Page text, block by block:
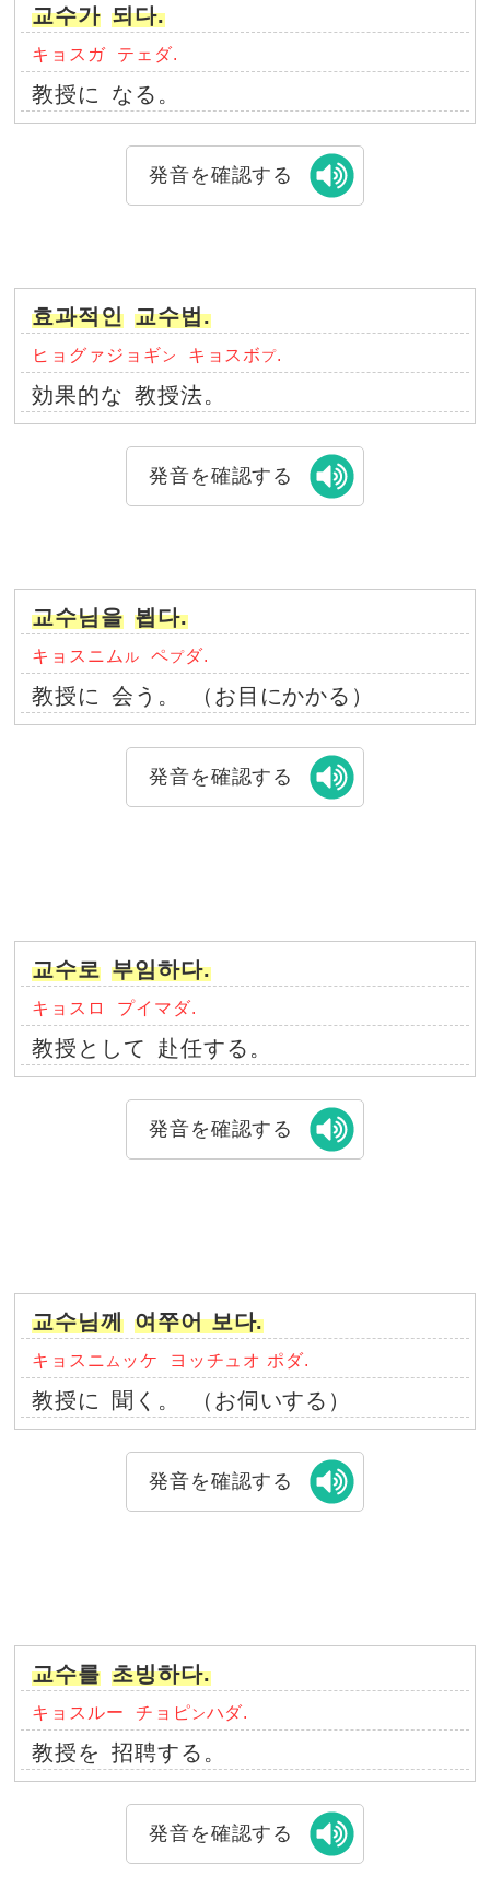
교수가 되다.
キョスガ テェダ.
教授に なる。
発音を確認する
효과적인 교수법.
ヒョグァジョギン キョスボ プ.
効果的な 教授法。
発音を確認する
교수님을 뵙다.
キョスニム ル ペプダ.
教授に 会う。 （お目にかかる）
発音を確認する
교수로 부임하다.
キョスロ プイマダ.
教授として 赴任する。
発音を確認する
교수님께 여쭈어 보다.
キョスニ ム ッケ ヨッチュオ ポダ.
教授に 聞く。 （お伺いする）
発音を確認する
교수를 초빙하다.
キョスルー チョピンハダ.
教授を 招聘する。
発音を確認する